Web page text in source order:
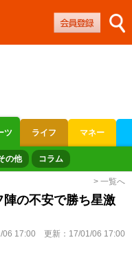
ツ ライフ マネー
の他 コラム
> 一覧へ
陣の不安で勝ち星激
06 17:00 更新： 17/01/06 17:00